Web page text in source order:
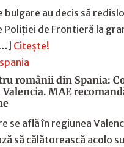
au decis să
Poliției de Frontieră la
Citește!
românii din Spania:
MAE
se află în regiunea
să călătorească acolo